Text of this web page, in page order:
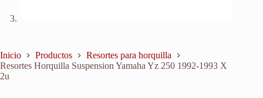
Inicio Productos
Resortes para horquilla
Resortes Horquilla Suspension Yamaha Yz 250 1992-1993 X
2u